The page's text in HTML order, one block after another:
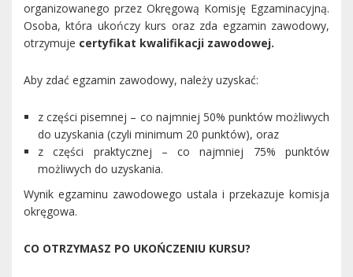
organizowanego przez Okręgową Komisję Egzaminacyjną.
Osoba, która ukończy kurs oraz zda egzamin zawodowy,
otrzymuje certyfikat kwalifikacji zawodowej.
Aby zdać egzamin zawodowy, należy uzyskać:
z części pisemnej – co najmniej 50% punktów możliwych
do uzyskania (czyli minimum 20 punktów), oraz
z części praktycznej – co najmniej 75% punktów
możliwych do uzyskania.
Wynik egzaminu zawodowego ustala i przekazuje komisja
okręgowa.
CO OTRZYMASZ PO UKOŃCZENIU KURSU?